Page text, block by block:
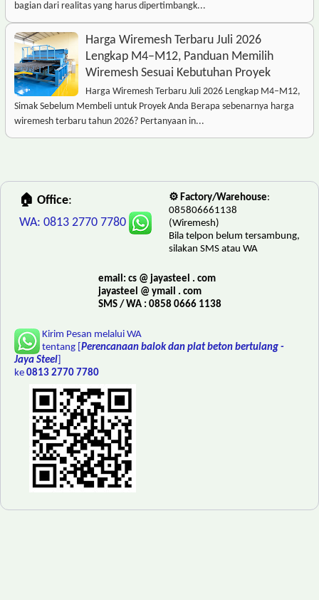
bagian dari realitas yang harus dipertimbangk...
Harga Wiremesh Terbaru Juli 2026
Lengkap M4–M12, Panduan Memilih
Wiremesh Sesuai Kebutuhan Proyek
Harga Wiremesh Terbaru Juli 2026 Lengkap M4–M12,
Simak Sebelum Membeli untuk Proyek Anda Berapa sebenarnya harga
wiremesh terbaru tahun 2026? Pertanyaan in...
🏠 Office:
WA: 0813 2770 7780
⚙️ Factory/Warehouse:
085806661138
(Wiremesh)
Bila telpon belum tersambung,
silakan SMS atau WA
email: cs @ jayasteel . com
jayasteel @ ymail . com
SMS / WA : 0858 0666 1138
Kirim Pesan melalui WA
tentang [ Perencanaan balok dan plat beton bertulang -
Jaya Steel]
ke 0813 2770 7780